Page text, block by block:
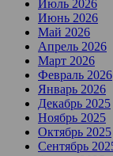
Июль 2026
Июнь 2026
Май 2026
Апрель 2026
Март 2026
Февраль 2026
Январь 2026
Декабрь 2025
Ноябрь 2025
Октябрь 2025
Сентябрь